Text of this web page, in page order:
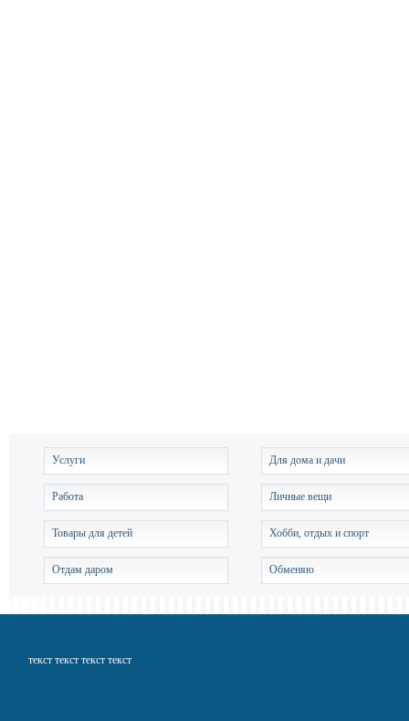
Услуги Для дома и дачи
Работа Личные вещи
Товары для детей Хобби, отдых и спорт
Отдам даром Обменяю
текст текст текст текст